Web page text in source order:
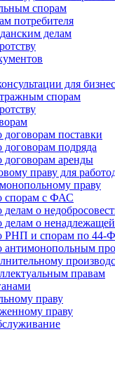
спорам
потребителя
делам
для
спорам
поставки
подряда
аренды
праву для
праву
спорам с ФАС
о
о
РНП и спорам по 44-
правам
праву
праву